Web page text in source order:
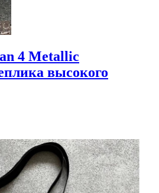
4 Metallic
высокого